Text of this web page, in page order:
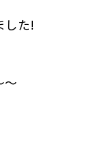
した!
〜